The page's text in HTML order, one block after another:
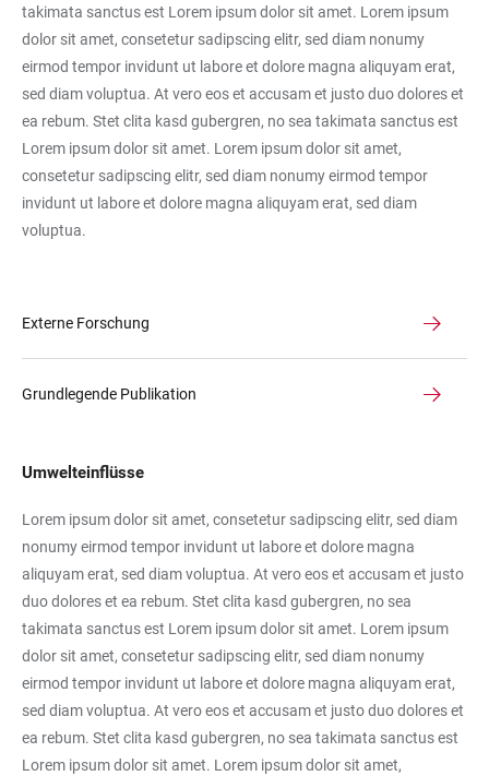
takimata sanctus est Lorem ipsum dolor sit amet. Lorem ipsum
dolor sit amet, consetetur sadipscing elitr, sed diam nonumy
eirmod tempor invidunt ut labore et dolore magna aliquyam erat,
sed diam voluptua. At vero eos et accusam et justo duo dolores et
ea rebum. Stet clita kasd gubergren, no sea takimata sanctus est
Lorem ipsum dolor sit amet. Lorem ipsum dolor sit amet,
consetetur sadipscing elitr, sed diam nonumy eirmod tempor
invidunt ut labore et dolore magna aliquyam erat, sed diam
voluptua.
Externe Forschung
Grundlegende Publikation
Umwelteinflüsse
Lorem ipsum dolor sit amet, consetetur sadipscing elitr, sed diam
nonumy eirmod tempor invidunt ut labore et dolore magna
aliquyam erat, sed diam voluptua. At vero eos et accusam et justo
duo dolores et ea rebum. Stet clita kasd gubergren, no sea
takimata sanctus est Lorem ipsum dolor sit amet. Lorem ipsum
dolor sit amet, consetetur sadipscing elitr, sed diam nonumy
eirmod tempor invidunt ut labore et dolore magna aliquyam erat,
sed diam voluptua. At vero eos et accusam et justo duo dolores et
ea rebum. Stet clita kasd gubergren, no sea takimata sanctus est
Lorem ipsum dolor sit amet. Lorem ipsum dolor sit amet,